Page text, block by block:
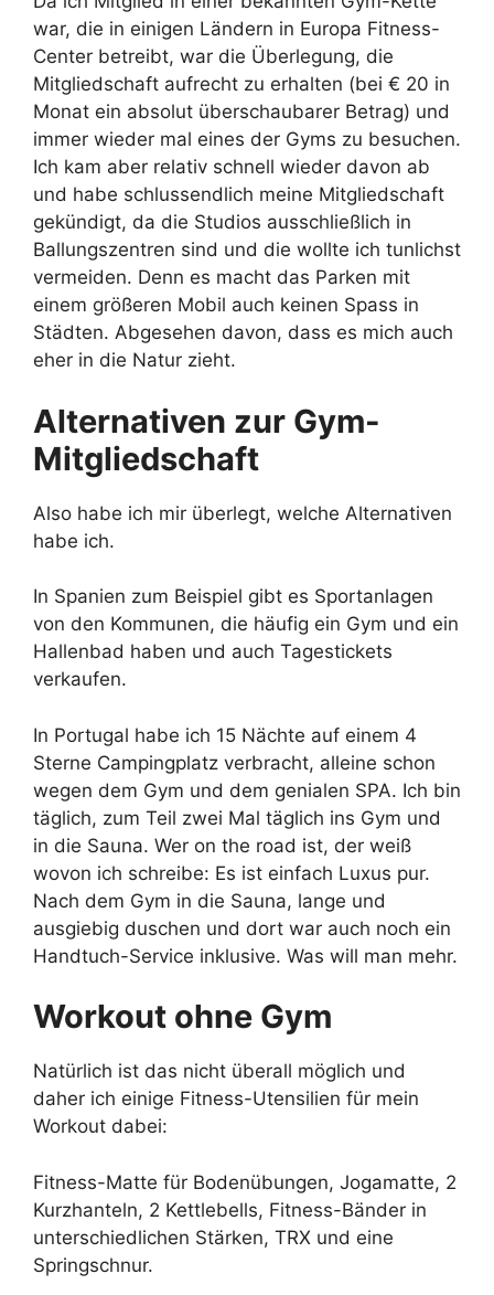
war, die in einigen Ländern in Europa Fitness-
Center betreibt, war die Überlegung, die
Mitgliedschaft aufrecht zu erhalten (bei € 20 in
Monat ein absolut überschaubarer Betrag) und
immer wieder mal eines der Gyms zu besuchen.
Ich kam aber relativ schnell wieder davon ab
und habe schlussendlich meine Mitgliedschaft
gekündigt, da die Studios ausschließlich in
Ballungszentren sind und die wollte ich tunlichst
vermeiden. Denn es macht das Parken mit
einem größeren Mobil auch keinen Spass in
Städten. Abgesehen davon, dass es mich auch
eher in die Natur zieht.
Alternativen zur Gym-
Mitgliedschaft
Also habe ich mir überlegt, welche Alternativen
habe ich.
In Spanien zum Beispiel gibt es Sportanlagen
von den Kommunen, die häufig ein Gym und ein
Hallenbad haben und auch Tagestickets
verkaufen.
In Portugal habe ich 15 Nächte auf einem 4
Sterne Campingplatz verbracht, alleine schon
wegen dem Gym und dem genialen SPA. Ich bin
täglich, zum Teil zwei Mal täglich ins Gym und
in die Sauna. Wer on the road ist, der weiß
wovon ich schreibe: Es ist einfach Luxus pur.
Nach dem Gym in die Sauna, lange und
ausgiebig duschen und dort war auch noch ein
Handtuch-Service inklusive. Was will man mehr.
Workout ohne Gym
Natürlich ist das nicht überall möglich und
daher ich einige Fitness-Utensilien für mein
Workout dabei:
Fitness-Matte für Bodenübungen, Jogamatte, 2
Kurzhanteln, 2 Kettlebells, Fitness-Bänder in
unterschiedlichen Stärken, TRX und eine
Springschnur.